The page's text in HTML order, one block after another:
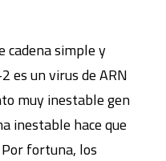
cadena simple y
es un virus de ARN
muy inestable gen
inestable hace que
fortuna, los